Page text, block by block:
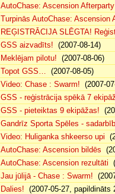
AutoChase: Ascension
Turpinās AutoChase: Ascension
REĢISTRĀCIJA SLĒGTA!
GSS aizvadīts! (2007-08-14)
Meklējam pilotu! (2007-08-06)
Topot GSS… (2007-08-05)
Video: Chase : Swarm! (2007-
GSS - reģistrācija spēkā 7
GSS - pieteiktas 9 ekipāžas!
Gandrīz Sporta Spēles -
Video: Huliganka shkeerso upi
AutoChase: Ascension bildēs
AutoChase: Ascension rezultāti
Jau jūlijā - Chase : Swarm!
Dalies! (2007-05-27, papildināts